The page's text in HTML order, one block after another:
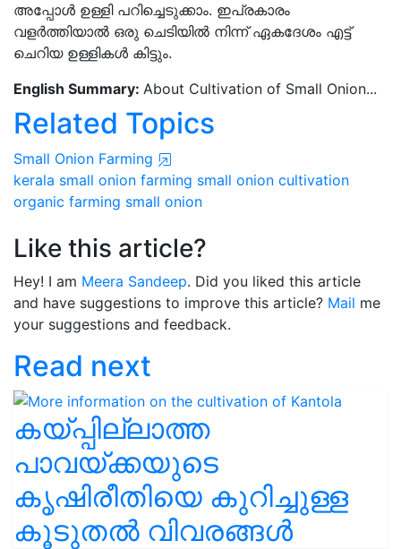
അപ്പോള്‍ ഉള്ളി പറിച്ചെടുക്കാം. ഇപ്രകാരം
വളര്‍ത്തിയാല്‍ ഒരു ചെടിയില്‍ നിന്ന് ഏകദേശം എട്ട്
ചെറിയ ഉള്ളികള്‍ കിട്ടും.
English Summary: About Cultivation of Small Onion...
Related Topics
Small Onion Farming
kerala small onion farming small onion cultivation
organic farming small onion
Like this article?
Hey! I am Meera Sandeep. Did you liked this article
and have suggestions to improve this article? Mail me
your suggestions and feedback.
Read next
കയ്പ്പില്ലാത്ത
പാവയ്ക്കയുടെ
കൃഷിരീതിയെ കുറിച്ചുള്ള
കൂടുതൽ വിവരങ്ങൾ